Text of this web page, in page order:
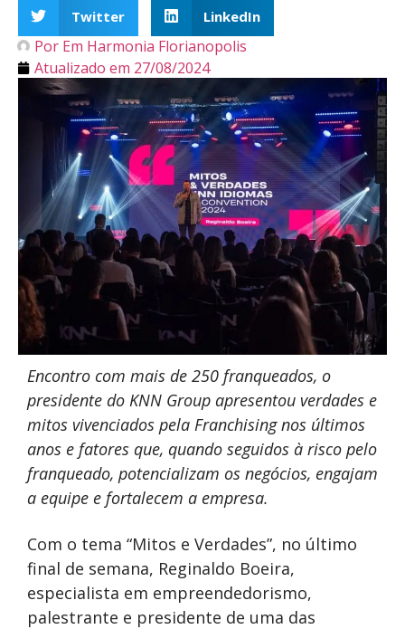
Twitter LinkedIn
Por Em Harmonia Florianopolis
Atualizado em 27/08/2024
Encontro com mais de 250 franqueados, o
presidente do KNN Group apresentou verdades e
mitos vivenciados pela Franchising nos últimos
anos e fatores que, quando seguidos à risco pelo
franqueado, potencializam os negócios, engajam
a equipe e fortalecem a empresa.
Com o tema “Mitos e Verdades”, no último
final de semana, Reginaldo Boeira,
especialista em empreendedorismo,
palestrante e presidente de uma das